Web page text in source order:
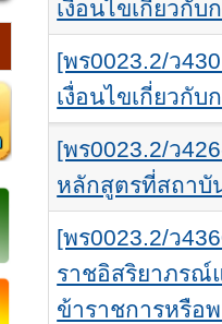
เงื่อนไขเกี่ยวกั
[พร0023.2/ว
เงื่อนไขเกี่ยวกั
[พร0023.2/ว
หลักสูตรที่สถาบั
[พร0023.2/ว
ราชอิสริยาภรณ์
ข้าราชการหรือ